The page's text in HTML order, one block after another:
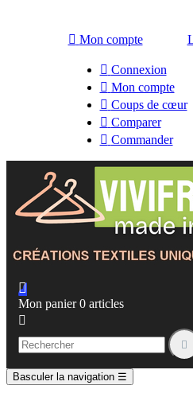
 Mon compte
 Connexion
 Mon compte
 Coups de cœur
 Comparer
 Commander

Mon panier 0 articles


Basculer la navigation ☰